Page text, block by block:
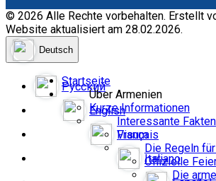
© 2026 Alle Rechte vorbehalten. Erstellt
Website aktualisiert am 28.02.2026.
Deutsch
Русский
English
Français
Italiano
Startseite
Über Armenien
Kurze Informationen
Interessante Fakten
Visum
Die Regeln
Offizielle
Die